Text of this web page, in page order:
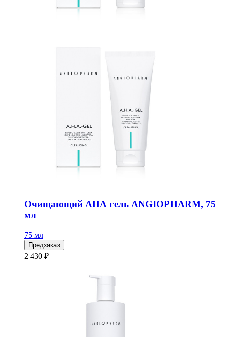
Очищающий АНА гель ANGIOPHARM, 75
мл
75 мл
Предзаказ
2 430 ₽